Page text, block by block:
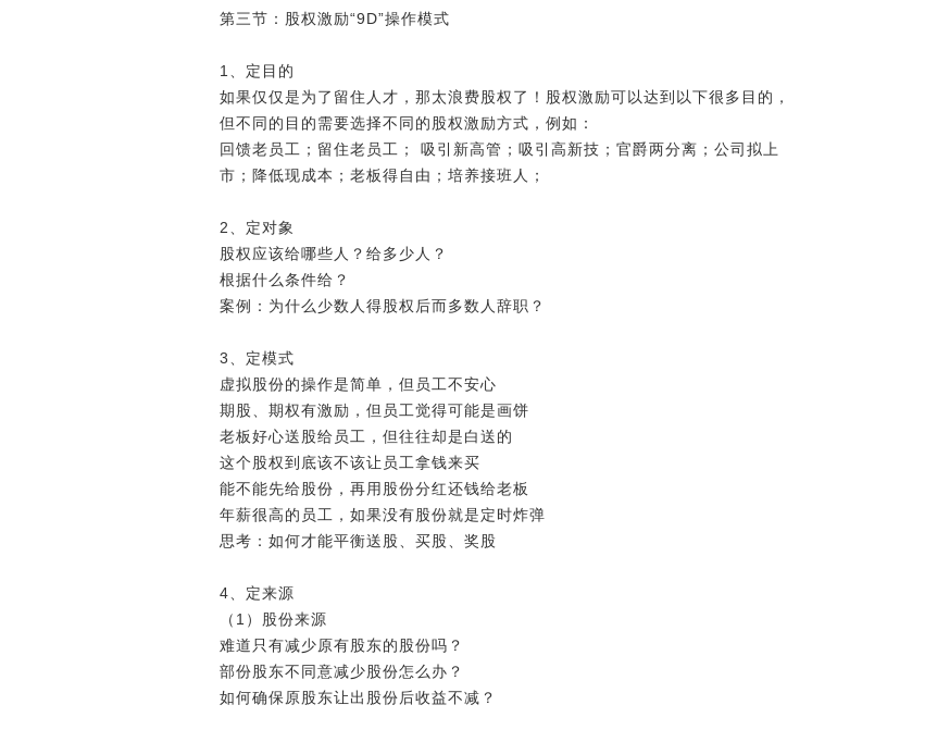
第三节：股权激励“9D”操作模式
1、定目的
如果仅仅是为了留住人才，那太浪费股权了！股权激励可以达到以下很多目的，
但不同的目的需要选择不同的股权激励方式，例如：
回馈老员工；留住老员工； 吸引新高管；吸引高新技；官爵两分离；公司拟上
市；降低现成本；老板得自由；培养接班人；
2、定对象
股权应该给哪些人？给多少人？
根据什么条件给？
案例：为什么少数人得股权后而多数人辞职？
3、定模式
虚拟股份的操作是简单，但员工不安心
期股、期权有激励，但员工觉得可能是画饼
老板好心送股给员工，但往往却是白送的
这个股权到底该不该让员工拿钱来买
能不能先给股份，再用股份分红还钱给老板
年薪很高的员工，如果没有股份就是定时炸弹
思考：如何才能平衡送股、买股、奖股
4、定来源
（1）股份来源
难道只有减少原有股东的股份吗？
部份股东不同意减少股份怎么办？
如何确保原股东让出股份后收益不减？